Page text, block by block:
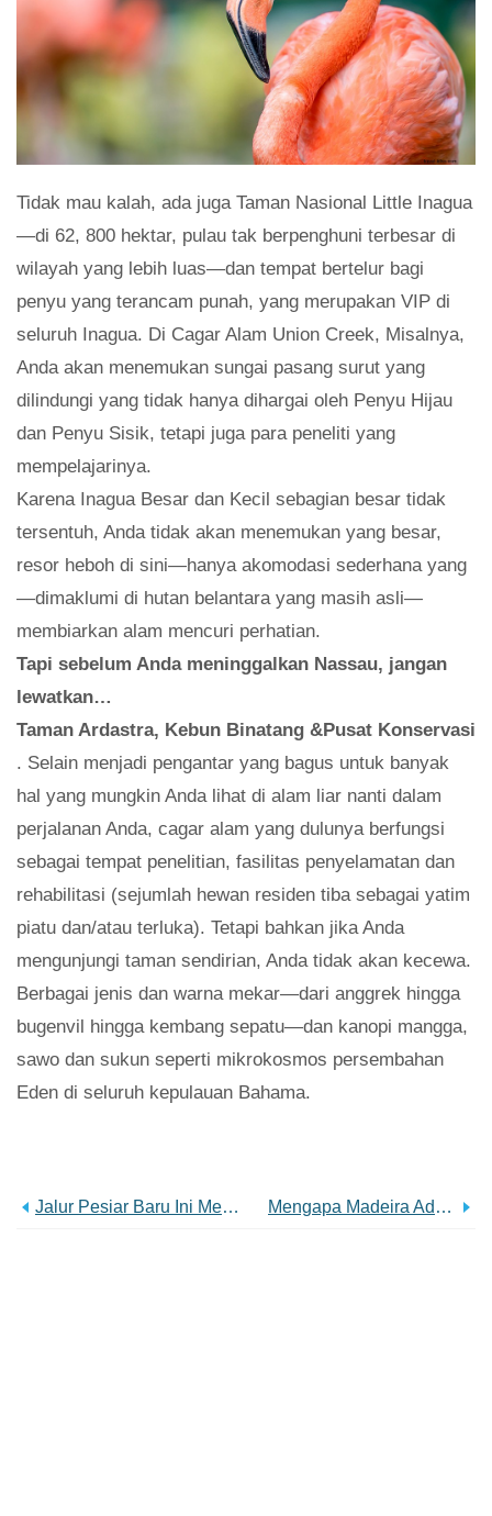
Tidak mau kalah, ada juga Taman Nasional Little Inagua
—di 62, 800 hektar, pulau tak berpenghuni terbesar di
wilayah yang lebih luas—dan tempat bertelur bagi
penyu yang terancam punah, yang merupakan VIP di
seluruh Inagua. Di Cagar Alam Union Creek, Misalnya,
Anda akan menemukan sungai pasang surut yang
dilindungi yang tidak hanya dihargai oleh Penyu Hijau
dan Penyu Sisik, tetapi juga para peneliti yang
mempelajarinya.
Karena Inagua Besar dan Kecil sebagian besar tidak
tersentuh, Anda tidak akan menemukan yang besar,
resor heboh di sini—hanya akomodasi sederhana yang
—dimaklumi di hutan belantara yang masih asli—
membiarkan alam mencuri perhatian.
Tapi sebelum Anda meninggalkan Nassau, jangan
lewatkan…
Taman Ardastra, Kebun Binatang &Pusat Konservasi
. Selain menjadi pengantar yang bagus untuk banyak
hal yang mungkin Anda lihat di alam liar nanti dalam
perjalanan Anda, cagar alam yang dulunya berfungsi
sebagai tempat penelitian, fasilitas penyelamatan dan
rehabilitasi (sejumlah hewan residen tiba sebagai yatim
piatu dan/atau terluka). Tetapi bahkan jika Anda
mengunjungi taman sendirian, Anda tidak akan kecewa.
Berbagai jenis dan warna mekar—dari anggrek hingga
bugenvil hingga kembang sepatu—dan kanopi mangga,
sawo dan sukun seperti mikrokosmos persembahan
Eden di seluruh kepulauan Bahama.
Jalur Pesiar Baru Ini Membuat Gelombang Mengapa Madeira Adalah Rahasia Terbaik Eropa